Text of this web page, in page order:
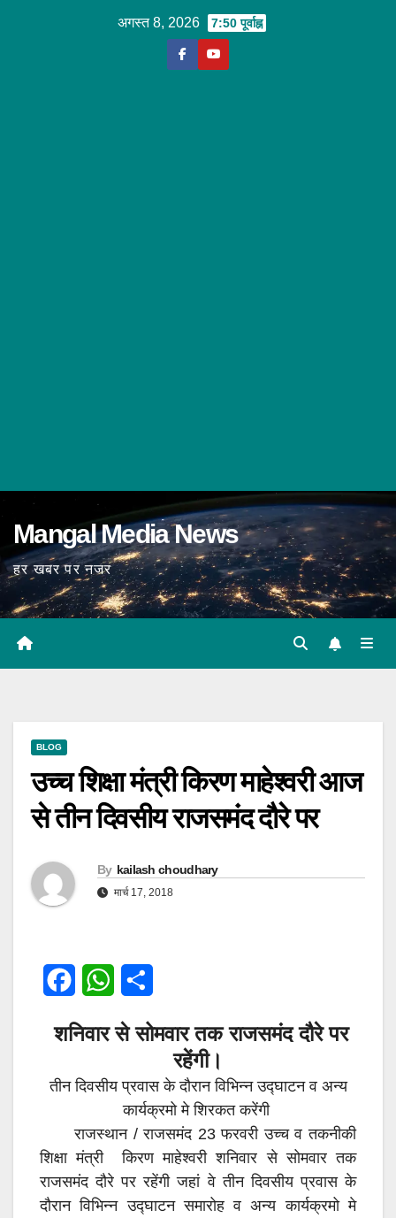
अगस्त 8, 2026 7:50 पूर्वाह्न
Mangal Media News
हर खबर पर नजर
BLOG
उच्च शिक्षा मंत्री किरण माहेश्वरी आज
से तीन दिवसीय राजसमंद दौरे पर
By kailash choudhary
मार्च 17, 2018
c
e
o
o
k
W
a
A
p
a
e
शनिवार से सोमवार तक राजसमंद दौरे पर
रहेंगी।
तीन दिवसीय प्रवास के दौरान विभिन्न उद्घाटन व अन्य
कार्यक्रमो मे शिरकत करेंगी
राजस्थान / राजसमंद 23 फरवरी उच्च व तकनीकी
शिक्षा मंत्री किरण माहेश्वरी शनिवार से सोमवार तक
राजसमंद दौरे पर रहेंगी जहां वे तीन दिवसीय प्रवास के
दौरान विभिन्न उद्घाटन समारोह व अन्य कार्यक्रमो मे